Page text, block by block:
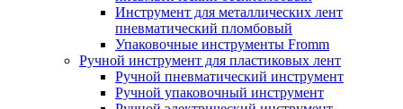
Инструмент для металлических лент
пневматический пломбовый
Упаковочные инструменты Fromm
Ручной инструмент для пластиковых лент
Ручной пневматический инструмент
Ручной упаковочный инструмент